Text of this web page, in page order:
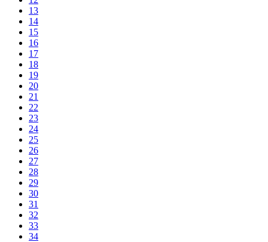
13
14
15
16
17
18
19
20
21
22
23
24
25
26
27
28
29
30
31
32
33
34